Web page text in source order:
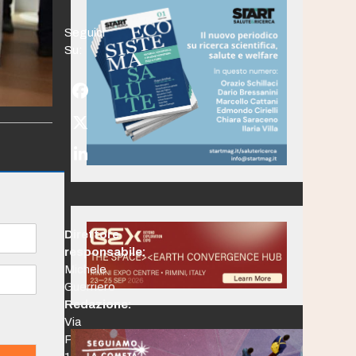
Seguici
Su:
Facebook
Twitter
(deprecated)
LinkedIn
Direttore
responsabile:
Michele
Guerriero
Redazione:
Via
Po,